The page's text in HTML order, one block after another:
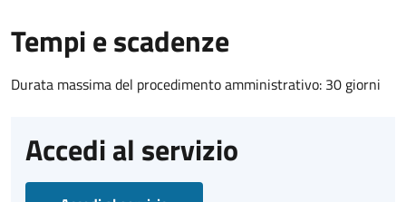
Tempi e scadenze
Durata massima del procedimento amministrativo: 30 giorni
Accedi al servizio